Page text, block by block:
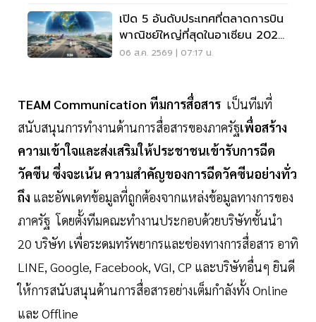
เปิด 5 อันดับประเทศที่ตลาดการบิน
พาณิชย์ใหญ่ที่สุดในอาเซียน 2026
เวียดนามแซงไทยแล้ว
06 ส.ค. 2569 | 07:17 น.
TEAM Communication ทีมการสื่อสาร เป็นทีมที่
สนับสนุนการทำงานด้านการสื่อสารของภาครัฐเพื่อสร้าง
ความเข้าใจและส่งเสริมให้ประชาชนเข้ารับการฉีด
วัคซีน ซึ่งจะเน้น ความสำคัญของการฉีดวัคซีนอย่างทั่ว
ถึง และอัพเดทข้อมูลที่ถูกต้องจากแหล่งข้อมูลทางการของ
ภาครัฐ โดยตั้งทีมคณะทำงานประกอบด้วยบริษัทชั้นนำ
20 บริษัท เพื่อระดมทรัพยากรและช่องทางการสื่อสาร อาทิ
LINE, Google, Facebook, VGI, CP และบริษัทอื่นๆ ยินดี
ให้การสนับสนุนด้านการสื่อสารอย่างเต็มกำลังทั้ง Online
และ Offline